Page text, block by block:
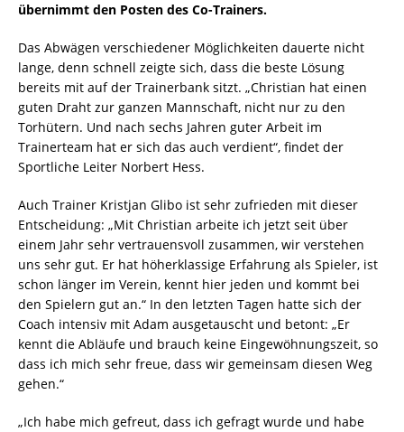
übernimmt den Posten des Co-Trainers.
Das Abwägen verschiedener Möglichkeiten dauerte nicht
lange, denn schnell zeigte sich, dass die beste Lösung
bereits mit auf der Trainerbank sitzt. „Christian hat einen
guten Draht zur ganzen Mannschaft, nicht nur zu den
Torhütern. Und nach sechs Jahren guter Arbeit im
Trainerteam hat er sich das auch verdient“, findet der
Sportliche Leiter Norbert Hess.
Auch Trainer Kristjan Glibo ist sehr zufrieden mit dieser
Entscheidung: „Mit Christian arbeite ich jetzt seit über
einem Jahr sehr vertrauensvoll zusammen, wir verstehen
uns sehr gut. Er hat höherklassige Erfahrung als Spieler, ist
schon länger im Verein, kennt hier jeden und kommt bei
den Spielern gut an.“ In den letzten Tagen hatte sich der
Coach intensiv mit Adam ausgetauscht und betont: „Er
kennt die Abläufe und brauch keine Eingewöhnungszeit, so
dass ich mich sehr freue, dass wir gemeinsam diesen Weg
gehen.“
„Ich habe mich gefreut, dass ich gefragt wurde und habe